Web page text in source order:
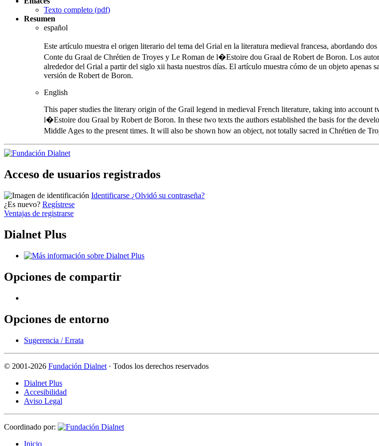
Texto completo (pdf)
Resumen
español
Este artículo muestra el origen literario del tema del Grial en la literatura medieval francesa, abordando
Conte du Graal de Chrétien de Troyes y Le Roman de l�Estoire dou Graal de Robert de Boron. Los
alrededor del Grial a partir del siglo xii hasta nuestros días. El artículo muestra cómo de un objeto apenas
versión de Robert de Boron.
English
This paper studies the literary origin of the Grail legend in medieval French literature, taking into
l�Estoire dou Graal by Robert de Boron. In these two texts the authors established the basis for the
Middle Ages to the present times. It will also be shown how an object, not totally sacred in Chrétien de
Acceso de usuarios registrados
Identificarse ¿Olvidó su contraseña?
¿Es nuevo? Regístrese
Ventajas de registrarse
Dialnet Plus
Opciones de compartir
Opciones de entorno
Sugerencia / Errata
© 2001-2026 Fundación Dialnet · Todos los derechos reservados
Dialnet Plus
Accesibilidad
Aviso Legal
Coordinado por:
Inicio